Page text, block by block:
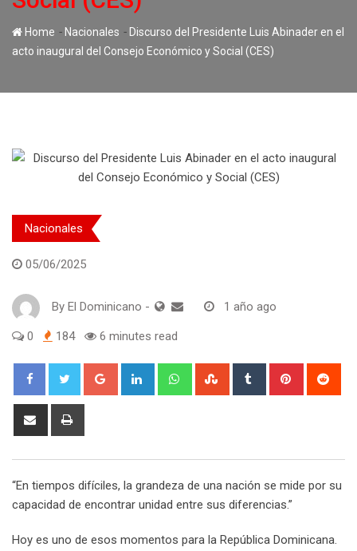
Home - Nacionales - Discurso del Presidente Luis Abinader en el
acto inaugural del Consejo Económico y Social (CES)
Nacionales
05/06/2025
By El Dominicano - 1 año ago
0 184 6 minutes read
Google+ LinkedIn WhatsappStumbleUpon
Tumblr Pinterest
Share
“En tiempos difíciles, la grandeza de una nación se mide por su
capacidad de encontrar unidad entre sus diferencias.”
Hoy es uno de esos momentos para la República Dominicana.